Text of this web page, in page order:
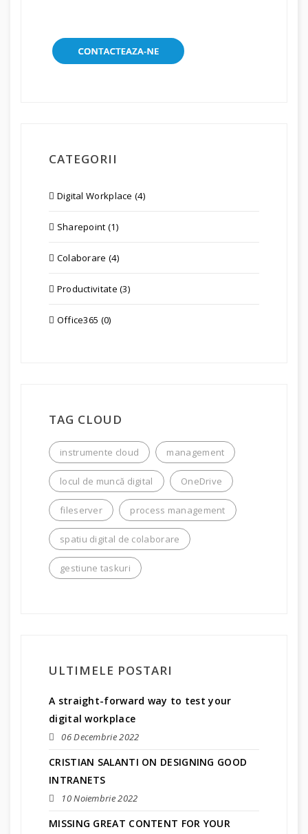
CATEGORII
Digital Workplace (4)
Sharepoint (1)
Colaborare (4)
Productivitate (3)
Office365 (0)
TAG CLOUD
instrumente cloud management
locul de muncă digital OneDrive
fileserver process management
spatiu digital de colaborare
gestiune taskuri
ULTIMELE POSTARI
A straight-forward way to test your
digital workplace
06 Decembrie 2022
CRISTIAN SALANTI ON DESIGNING GOOD
INTRANETS
10 Noiembrie 2022
MISSING GREAT CONTENT FOR YOUR